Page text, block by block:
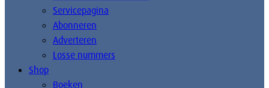
Servicepagina
Abonneren
Adverteren
Losse nummers
Shop
Boeken